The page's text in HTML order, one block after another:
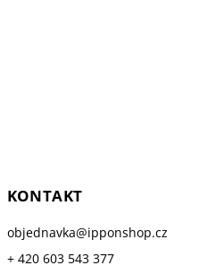
KONTAKT
objednavka@ipponshop.cz
+ 420 603 543 377